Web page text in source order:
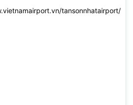
tansonnhatairport/